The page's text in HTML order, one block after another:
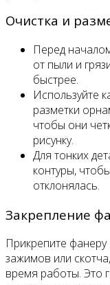
Очистка и
Перед
от пыли и
быстрее.
Используйте
разметки
чтобы они
рисунку.
Для тонких
контуры,
отклонялась.
Закрепление
Прикрепите
зажимов или
время работы. Это